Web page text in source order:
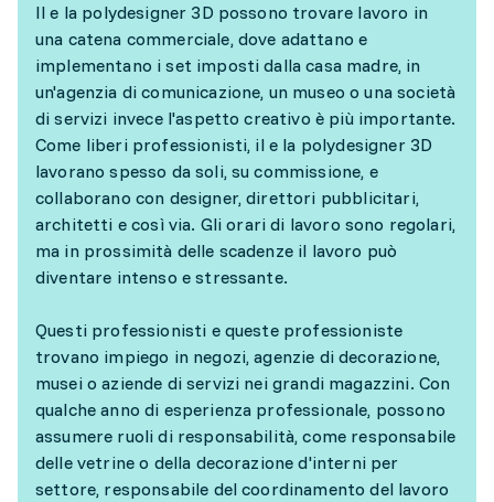
Il e la polydesigner 3D possono trovare lavoro in
una catena commerciale, dove adattano e
implementano i set imposti dalla casa madre, in
un'agenzia di comunicazione, un museo o una società
di servizi invece l'aspetto creativo è più importante.
Come liberi professionisti, il e la polydesigner 3D
lavorano spesso da soli, su commissione, e
collaborano con designer, direttori pubblicitari,
architetti e così via. Gli orari di lavoro sono regolari,
ma in prossimità delle scadenze il lavoro può
diventare intenso e stressante.
Questi professionisti e queste professioniste
trovano impiego in negozi, agenzie di decorazione,
musei o aziende di servizi nei grandi magazzini. Con
qualche anno di esperienza professionale, possono
assumere ruoli di responsabilità, come responsabile
delle vetrine o della decorazione d'interni per
settore, responsabile del coordinamento del lavoro